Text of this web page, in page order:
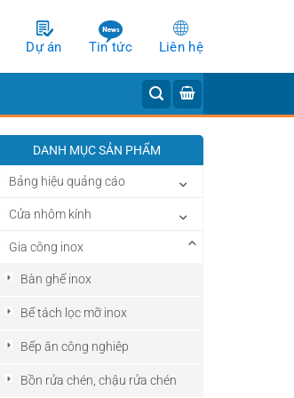
Dự án Tin tức Liên hệ
DANH MỤC SẢN PHẨM
Bảng hiệu quảng cáo
Cửa nhôm kính
Gia công inox
Bàn ghế inox
Bể tách lọc mỡ inox
Bếp ăn công nghiêp
Bồn rửa chén, chậu rửa chén